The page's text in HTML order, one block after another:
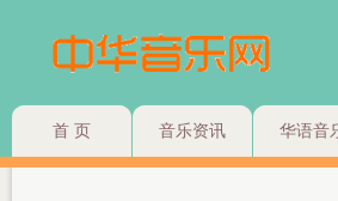
首 页 音乐资讯 华语音